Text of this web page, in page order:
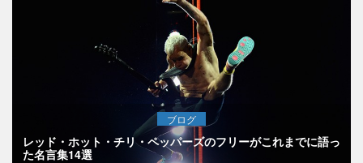
ブログ
レッド・ホット・チリ・ペッパーズのフリーがこれまでに語っ
た名言集14選